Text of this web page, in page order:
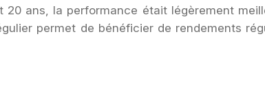
20 ans, la performance était légèrement
permet de bénéficier de rendements